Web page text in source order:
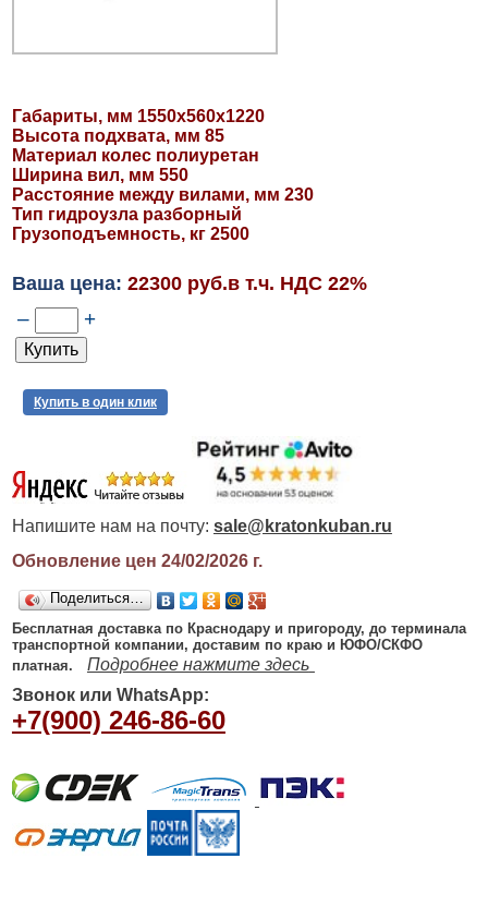
Габариты, мм 1550х560х1220
Высота подхвата, мм 85
Материал колес полиуретан
Ширина вил, мм 550
Расстояние между вилами, мм 230
Тип гидроузла разборный
Грузоподъемность, кг 2500
Ваша цена: 22300 руб.в т.ч. НДС 22%
– +
Купить в один клик
Напишите нам на почту: sale@kratonkuban.ru
Обновление цен 24/02/2026г.
Поделиться…
Бесплатная доставка по Краснодару и пригороду, до терминала
транспортной компании, доставим по краю и ЮФО/СКФО
платная.
Подробнее нажмите здесь
Звонок или WhatsApp:
+7(900) 246-86-60